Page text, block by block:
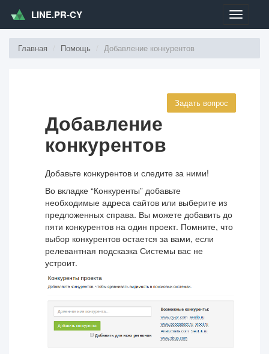
Меню
LINE.PR-CY
Главная Помощь Добавление конкурентов
Задать вопрос
Добавление
конкурентов
Добавьте конкурентов и следите за ними!
Во вкладке “Конкуренты” добавьте
необходимые адреса сайтов или выберите из
предложенных справа. Вы можете добавить до
пяти конкурентов на один проект. Помните, что
выбор конкурентов остается за вами, если
релевантная подсказка Системы вас не
устроит.